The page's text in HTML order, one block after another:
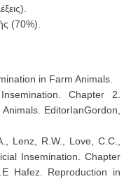
(70%).
in Farm Animals.
Chapter 2.
EditorIanGordon,
Lenz, R.W., Love, C.C.,
Insemination. Chapter
Hafez. Reproduction in